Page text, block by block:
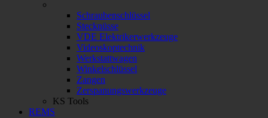
Schraubenschlüssel
Stecknüsse
VDE Elektrikerwerkzeuge
Videoskoptechnik
Werkstattwagen
Winkelschlüssel
Zangen
Zerspanungswerkzeuge
KS Tools
REMS